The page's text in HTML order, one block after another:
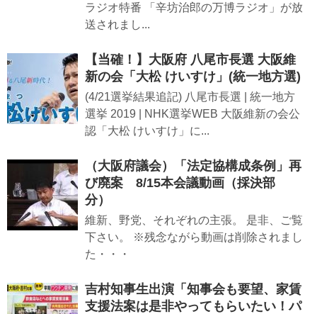
ラジオ特番 「辛坊治郎の万博ラジオ」が放
送されまし...
【当確！】大阪府 八尾市長選 大阪維
新の会「大松 けいすけ」(統一地方選)
(4/21選挙結果追記) 八尾市長選 | 統一地方
選挙 2019 | NHK選挙WEB 大阪維新の会公
認「大松 けいすけ」に...
（大阪府議会）「法定協構成条例」再
び廃案 8/15本会議動画（採決部
分）
維新、野党、それぞれの主張。 是非、ご覧
下さい。 ※残念ながら動画は削除されまし
た・・・
吉村知事生出演「知事会も要望、家賃
支援法案は是非やってもらいたい！パ